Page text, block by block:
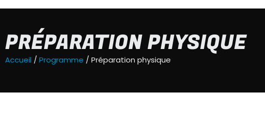
PRÉPARATION PHYSIQUE
Accueil / Programme / Préparation physique